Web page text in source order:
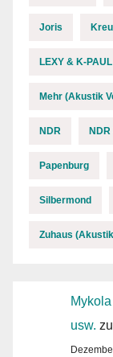
Joris
LEXY & K-PAUL
Mehr (Akustik
NDR NDR
Papenburg
Silbermond
Zuhaus
usw. zu